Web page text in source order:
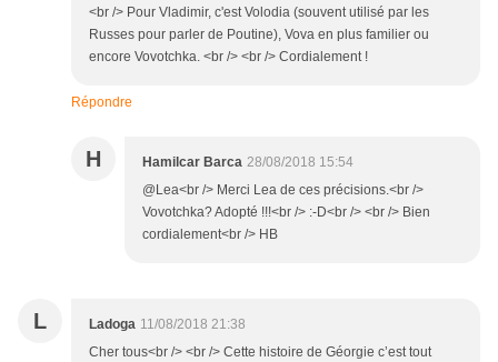
<br /> Pour Vladimir, c'est Volodia (souvent utilisé par les
Russes pour parler de Poutine), Vova en plus familier ou
encore Vovotchka. <br /> <br /> Cordialement !
Répondre
H Hamilcar Barca 28/08/2018 15:54
@Lea<br /> Merci Lea de ces précisions.<br />
Vovotchka? Adopté !!!<br /> :-D<br /> <br /> Bien
cordialement<br /> HB
L Ladoga 11/08/2018 21:38
Cher tous<br /> <br /> Cette histoire de Géorgie c’est tout